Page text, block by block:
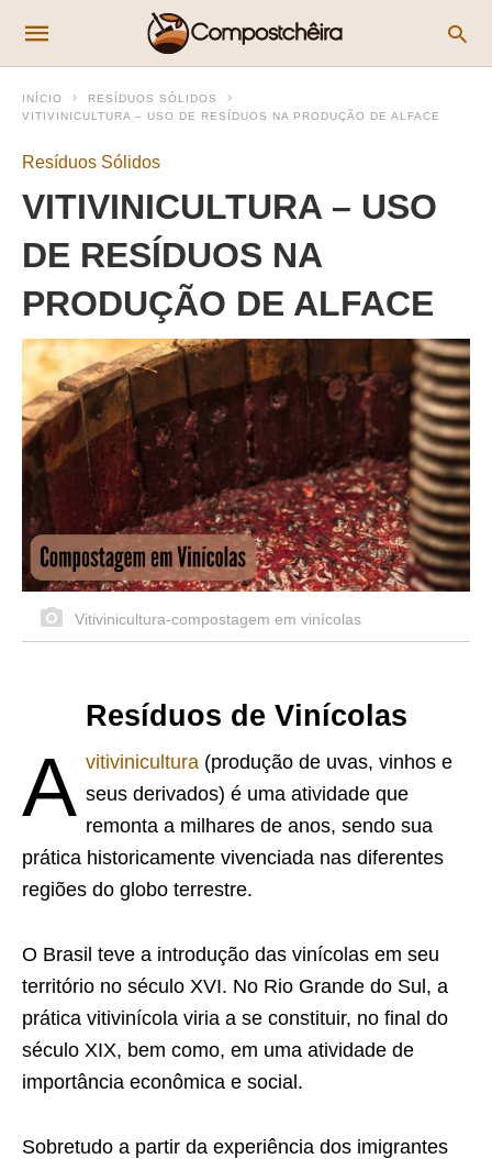
INÍCIO
RESÍDUOS SÓLIDOS
VITIVINICULTURA – USO DE RESÍDUOS NA PRODUÇÃO DE ALFACE
Resíduos Sólidos
VITIVINICULTURA – USO
DE RESÍDUOS NA
PRODUÇÃO DE ALFACE
Vitivinicultura-compostagem em vinícolas
Resíduos de Vinícolas
A vitivinicultura (produção de uvas, vinhos e
seus derivados) é uma atividade que
remonta a milhares de anos, sendo sua
prática historicamente vivenciada nas diferentes
regiões do globo terrestre.
O Brasil teve a introdução das vinícolas em seu
território no século XVI. No Rio Grande do Sul, a
prática vitivinícola viria a se constituir, no final do
século XIX, bem como, em uma atividade de
importância econômica e social.
Sobretudo a partir da experiência dos imigrantes